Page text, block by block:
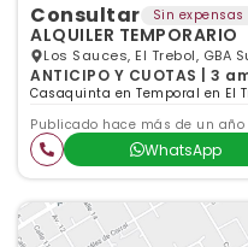
Consultar Sin expensas
ALQUILER TEMPORARIO
Los Sauces, El Trebol, GBA
ANTICIPO Y CUOTAS | 3
baños
Casaquinta en Temporal en El
Publicado hace más de un año
WhatsApp